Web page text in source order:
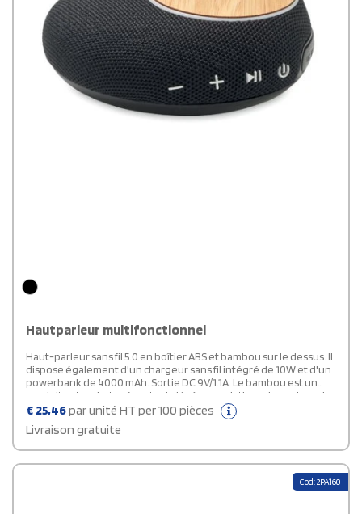
Hautparleur multifonctionnel
Haut-parleur sans fil 5.0 en boîtier ABS et bambou sur le dessus. Il
dispose également d'un chargeur sans fil intégré de 10W et d'un
powerbank de 4000 mAh. Sortie DC 9V/1.1A. Le bambou est un
produit naturel, et présente de légères variations de couleur, de
décoration et de tailles.
€ 25,46par unité HT per 100 pièces
Livraison gratuite
Cod: 2PA160